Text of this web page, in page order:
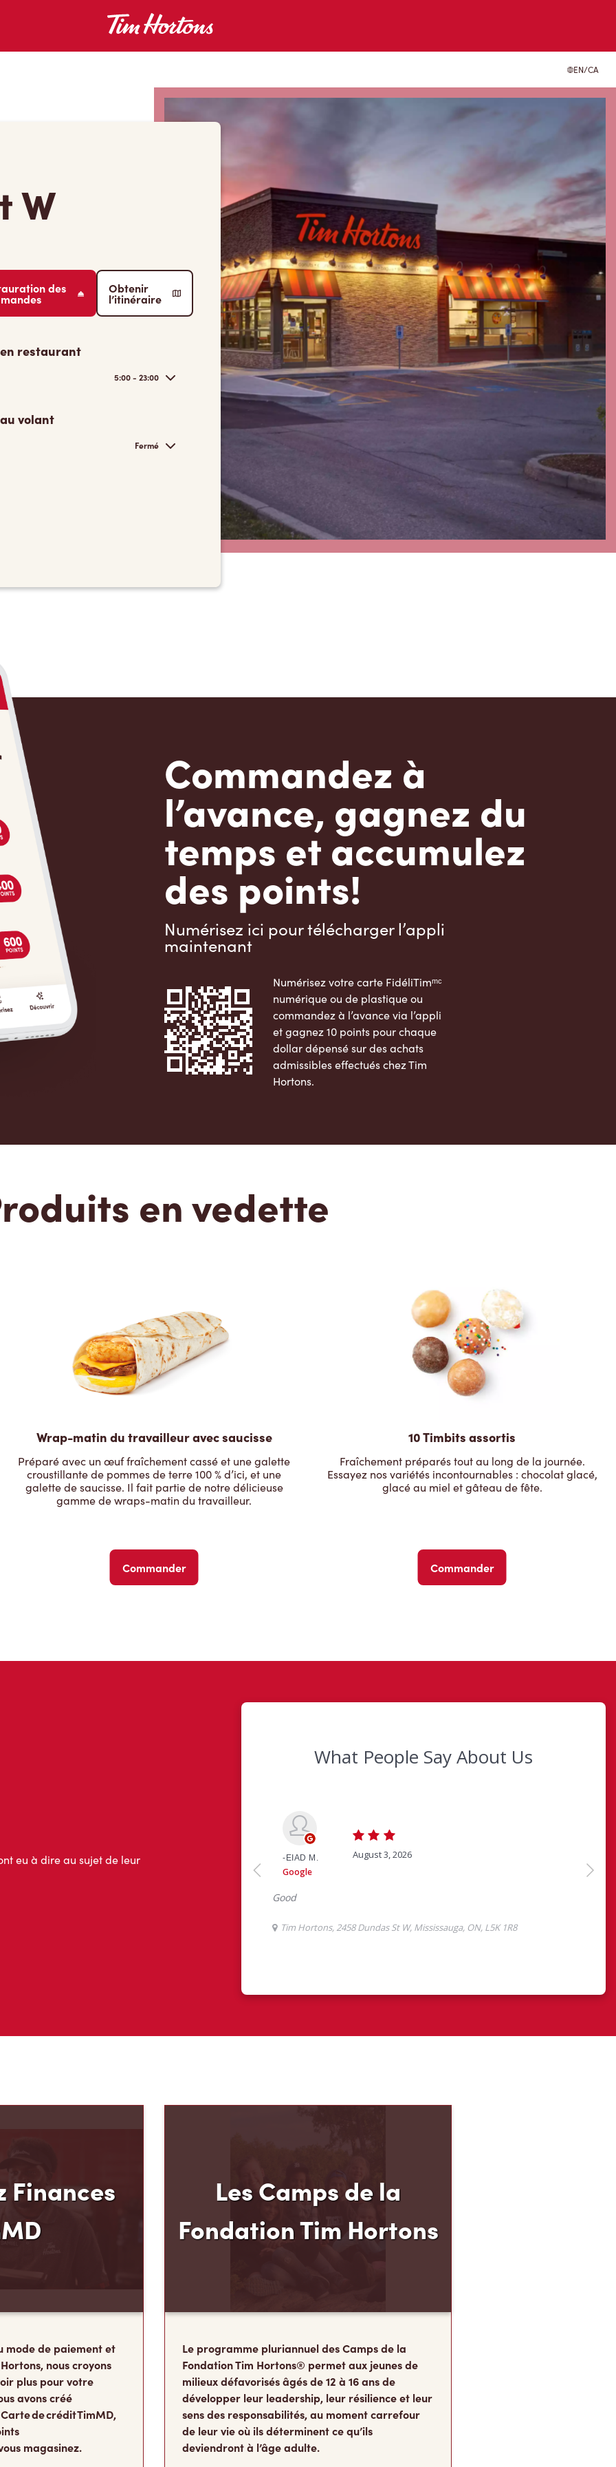
EN/CA
W
des Obtenir
l’itinéraire
restaurant
5:00 - 23:00
volant
Fermé
Commandez à
l’avance, gagnez du
temps et accumulez
des points!
Numérisez ici pour télécharger l’appli
maintenant
Numérisez votre carte FidéliTimᵐᶜ
numérique ou de plastique ou
commandez à l’avance via l’appli
et gagnez 10 points pour chaque
dollar dépensé sur des achats
admissibles effectués chez Tim
Hortons.
en vedette
Wrap-matin du travailleur avec saucisse
Préparé avec un œuf fraîchement cassé et une galette
croustillante de pommes de terre 100 % d’ici, et une
galette de saucisse. Il fait partie de notre délicieuse
gamme de wraps-matin du travailleur.
Commander
10 Timbits assortis
Fraîchement préparés tout au long de la journée.
Essayez nos variétés incontournables : chocolat glacé,
glacé au miel et gâteau de fête.
Commander
eu à dire au sujet de leur
Finances
mode de paiement et
nous croyons
plus pour votre
avons créé
de crédit TimMD,
Les Camps de la
Fondation Tim Hortons
Le programme pluriannuel des Camps de la
Fondation Tim Hortons® permet aux jeunes de
milieux défavorisés âgés de 12 à 16 ans de
développer leur leadership, leur résilience et leur
sens des responsabilités, au moment carrefour
de leur vie où ils déterminent ce qu’ils